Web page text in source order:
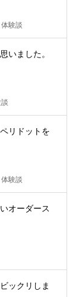
験談
いました。
リドットを
験談
オーダース
ックリしま